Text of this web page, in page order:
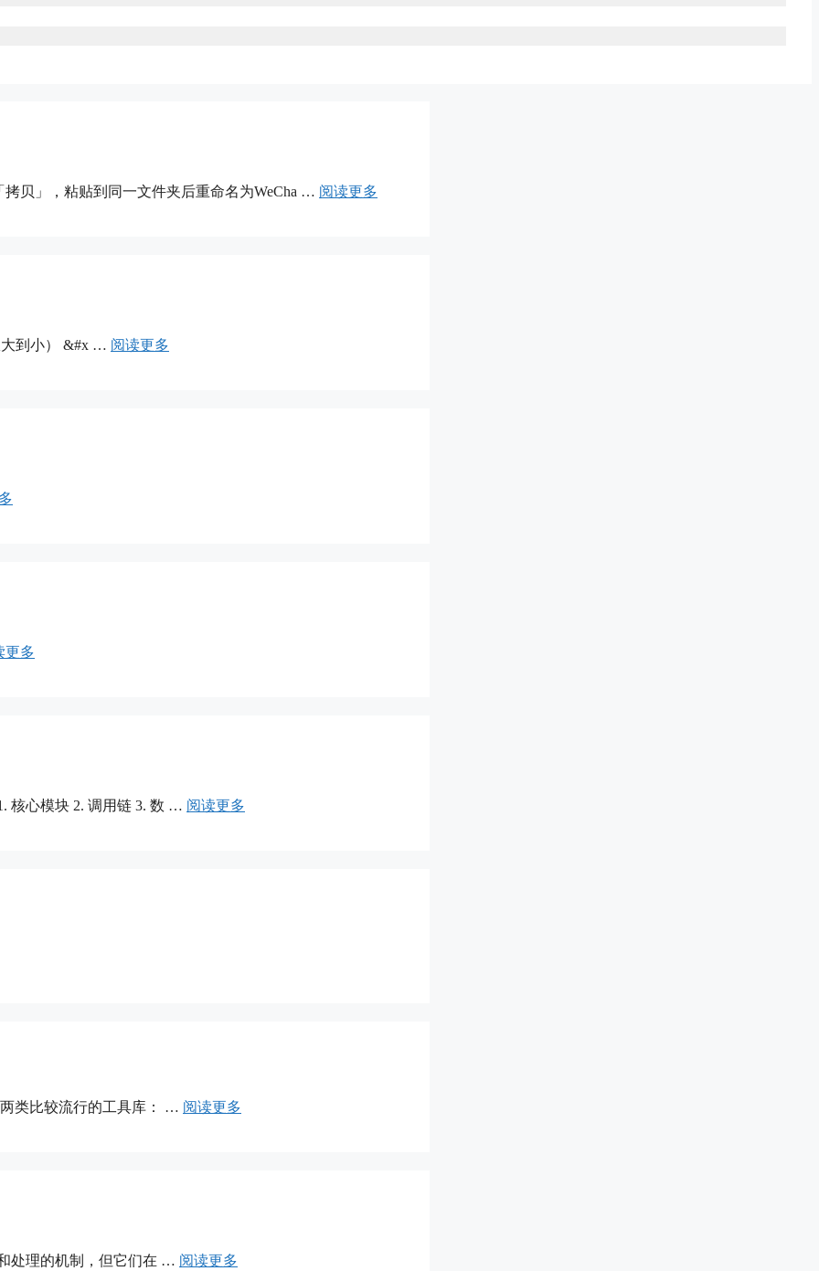
贝」，粘贴到同一文件夹后重命名为WeCha … 阅读更多
大到小） &#x … 阅读更多
更多
核心模块 2. 调用链 3. 数 … 阅读更多
两类比较流行的工具库： … 阅读更多
处理的机制，但它们在 … 阅读更多